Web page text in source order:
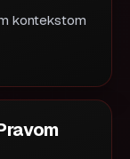
kontekstom